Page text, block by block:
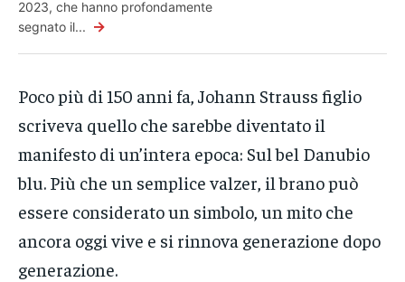
2023, che hanno profondamente
segnato il... →
Poco più di 150 anni fa, Johann Strauss figlio
scriveva quello che sarebbe diventato il
manifesto di un’intera epoca: Sul bel Danubio
blu. Più che un semplice valzer, il brano può
essere considerato un simbolo, un mito che
ancora oggi vive e si rinnova generazione dopo
generazione.